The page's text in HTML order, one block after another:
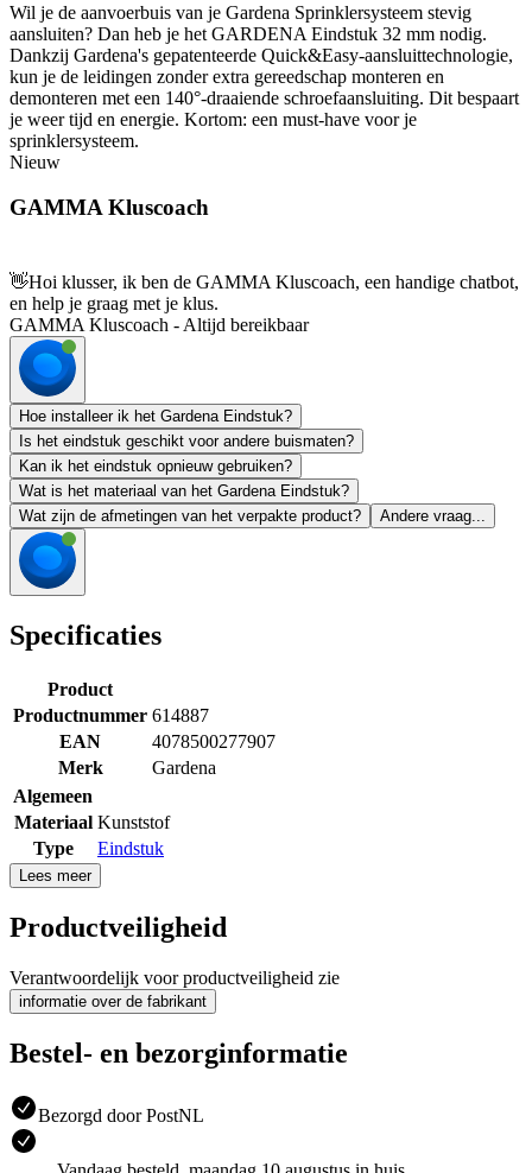
Wil je de aanvoerbuis van je Gardena Sprinklersysteem stevig
aansluiten? Dan heb je het GARDENA Eindstuk 32 mm nodig.
Dankzij Gardena's gepatenteerde Quick&Easy-aansluittechnologie,
kun je de leidingen zonder extra gereedschap monteren en
demonteren met een 140°-draaiende schroefaansluiting. Dit bespaart
je weer tijd en energie. Kortom: een must-have voor je
sprinklersysteem.
Nieuw
GAMMA Kluscoach
👋Hoi klusser, ik ben de GAMMA Kluscoach, een handige chatbot,
en help je graag met je klus.
GAMMA Kluscoach - Altijd bereikbaar
Hoe installeer ik het Gardena Eindstuk?
Is het eindstuk geschikt voor andere buismaten?
Kan ik het eindstuk opnieuw gebruiken?
Wat is het materiaal van het Gardena Eindstuk?
Wat zijn de afmetingen van het verpakte product?
Andere vraag...
Specificaties
Product
Productnummer 614887
EAN
4078500277907
Merk
Gardena
Algemeen
Materiaal Kunststof
Type
Eindstuk
Lees meer
Productveiligheid
Verantwoordelijk voor productveiligheid zie
informatie over de fabrikant
Bestel- en bezorginformatie
Bezorgd door PostNL